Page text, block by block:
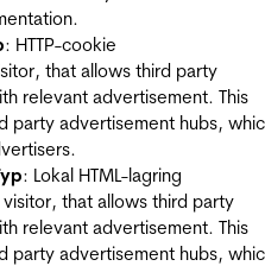
: HTTP-cookie
that allows third party
relevant advertisement. This
party advertisement hubs,
: Lokal HTML-lagring
that allows third party
relevant advertisement. This
party advertisement hubs,